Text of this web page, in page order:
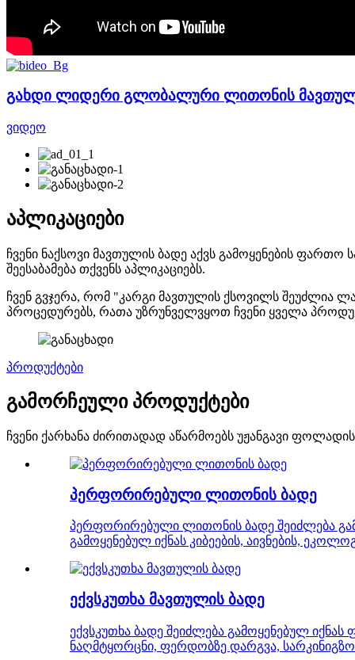
გახდი ლიდერი გლობალური ლითონის
ვიდეო
აპლიკაციები
ჩვენი ნაქსოვი მავთულის ბადე აქვს გამოყენების
შეესაბამება თქვენს აპლიკაციებს.
ჩვენ გვჯერა, რომ "კარგი მავთულის ქსოვილს შეუძლია
პროცედურებს, რათა უზრუნველვყოთ ჩვენი ყველა
პროდუქტები
გამორჩეული პროდუქტები
ჩვენი ქარხანა ძირითადად აწარმოებს უჟანგავი
პერფორირებული ლითონის ბადე
პერფორირებული ლითონის ბადე შეიძლება
გამოყენებულ იქნას კიბეების, აივნების,
ექვსკუთხა მავთულის ბადე
ექვსკუთხა ბადე შეიძლება გამოყენებულ
ნაღმტყორცნი, ფერდობზე დარგვა,